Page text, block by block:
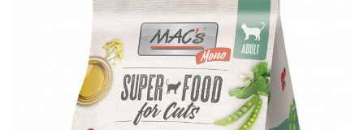
HRANA USCATA
RECOMPENSE
VITAMINE & SUPLIMENTE